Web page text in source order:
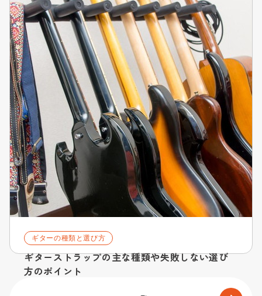
詳細を見る
ギターの種類と選び方
ギターストラップの主な種類や失敗しない選び
方のポイント